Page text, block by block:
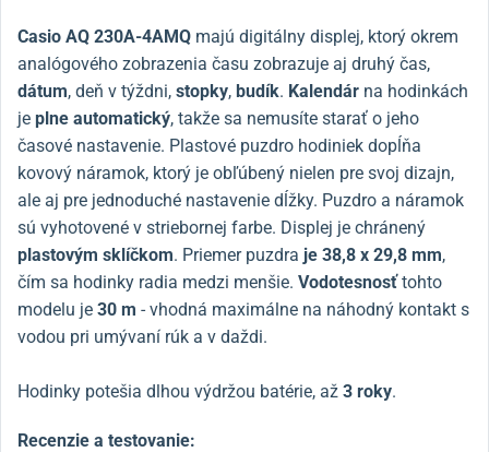
Casio AQ 230A-4AMQ majú digitálny displej, ktorý okrem
analógového zobrazenia času zobrazuje aj druhý čas,
dátum, deň v týždni, stopky, budík. Kalendár na hodinkách
je plne automatický, takže sa nemusíte starať o jeho
časové nastavenie. Plastové puzdro hodiniek dopĺňa
kovový náramok, ktorý je obľúbený nielen pre svoj dizajn,
ale aj pre jednoduché nastavenie dĺžky. Puzdro a náramok
sú vyhotovené v striebornej farbe. Displej je chránený
plastovým sklíčkom. Priemer puzdra je 38,8 x 29,8 mm,
čím sa hodinky radia medzi menšie. Vodotesnosťtohto
modelu je 30 m - vhodná maximálne na náhodný kontakt s
vodou pri umývaní rúk a v daždi.
Hodinky potešia dlhou výdržou batérie, až 3 roky.
Recenzie a testovanie: